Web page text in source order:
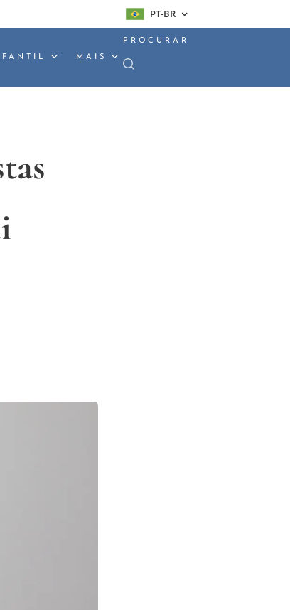
PT-BR
MAIS
PROCURAR